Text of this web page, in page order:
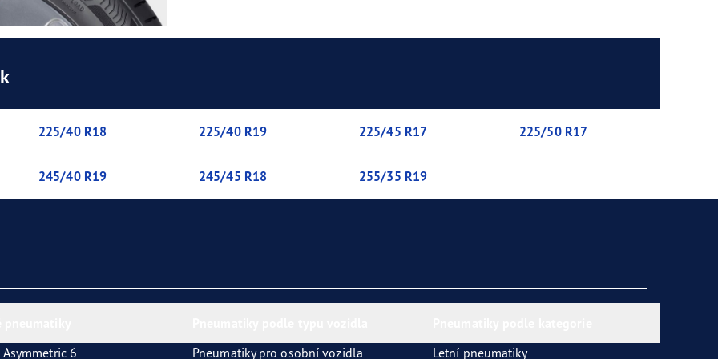
225/40 R18 225/40 R19 225/45 R17 225/50 R17
245/40 R19 245/45 R18 255/35 R19
6
Pneumatiky pro osobní vozidla
Letní pneumatiky